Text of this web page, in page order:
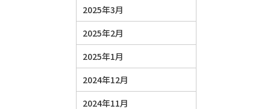
2025年3月
2025年2月
2025年1月
2024年12月
2024年11月